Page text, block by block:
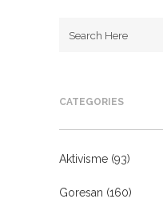
CATEGORIES
Aktivisme (93)
Goresan (160)